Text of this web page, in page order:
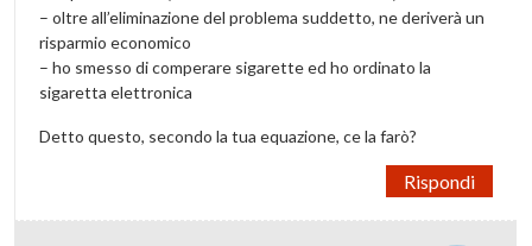
– oltre all’eliminazione del problema suddetto, ne deriverà un
risparmio economico
– ho smesso di comperare sigarette ed ho ordinato la
sigaretta elettronica
Detto questo, secondo la tua equazione, ce la farò?
Rispondi